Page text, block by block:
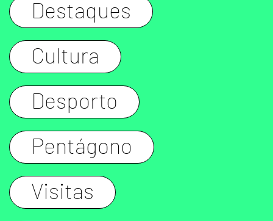
Destaques
Cultura
Desporto
Pentágono
Visitas